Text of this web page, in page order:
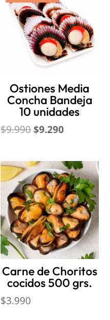
Ostiones Media
Concha Bandeja
10 unidades
$9.990El
era:
$9.990.
$9.290
es:
$9.290.
Carne de Choritos
cocidos 500 grs.
$3.990